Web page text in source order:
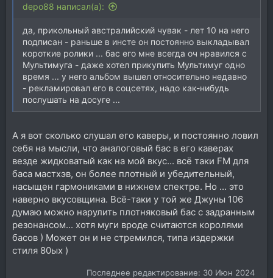
depo88 написал(а):
да, прикольный австралийский чувак - лет 10 на него
подписан - раньше в инсте он постоянно выкладывал
короткие ролики ... бас его мне всегда оч нравился с
Мультимуга - даже хотел прикупить Мультимуг одно
время ... у него альбом вышел относительно недавно
- рекламировал его в соцсетях, надо как-нибудь
послушать на досуге ...
А я вот сколько слушал его каверы, и постоянно ловил
себя на мысли, что аналоговый бас в его каверах
везде жидковатый как на мой вкус... всё таки FM для
баса мастхэв, он более плотный и убедительный,
насыщен гармониками в нижнем спектре. Но ... это
наверно вкусовщина. Всё-таки у той же Джуны 106
думаю можно нарулить плотняковый бас с задранным
резонансом... хотя муги вроде считаются королями
басов ) Может он и не стремился, типа издержки
стиля 80ых )
Последнее редактирование: 30 Июн 2024